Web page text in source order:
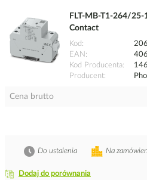
FLT-MB-T1-264/25-
Contact
Kod
EAN
Kod Producenta
Producent
Cena brutto
Dodaj do porównania
Na
Do ustalenia